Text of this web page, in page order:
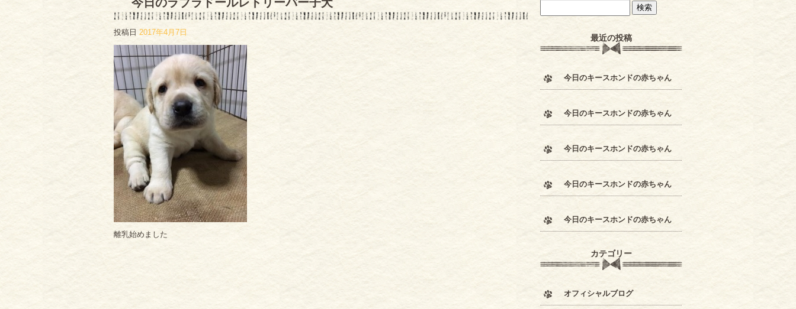
投稿日 2017年4月7日
離乳始めました
最近の投稿
今日のキースホンドの赤ちゃん
今日のキースホンドの赤ちゃん
今日のキースホンドの赤ちゃん
今日のキースホンドの赤ちゃん
今日のキースホンドの赤ちゃん
カテゴリー
オフィシャルブログ